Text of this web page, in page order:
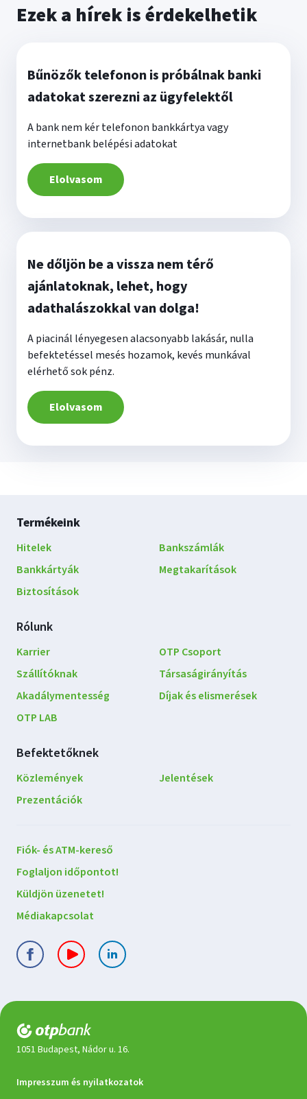
Ezek a hírek is érdekelhetik
Bűnözők telefonon is próbálnak banki
adatokat szerezni az ügyfelektől
A bank nem kér telefonon bankkártya vagy
internetbank belépési adatokat
Elolvasom
Ne dőljön be a vissza nem térő
ajánlatoknak, lehet, hogy
adathalászokkal van dolga!
A piacinál lényegesen alacsonyabb lakásár, nulla
befektetéssel mesés hozamok, kevés munkával
elérhető sok pénz.
Elolvasom
Lábléc
navigáció
Termékeink
Hitelek
Bankszámlák
Bankkártyák
Megtakarítások
Biztosítások
Rólunk
Karrier
Szállítóknak
Akadálymentesség
OTP LAB
OTP Csoport
Társaságirányítás
Díjak és elismerések
Befektetőknek
Közlemények
Jelentések
Prezentációk
Lépjen
kapcsolatba
velünk
Fiók- és ATM-kereső
Foglaljon időpontot!
Küldjön üzenetet!
Médiakapcsolat
1051 Budapest, Nádor u. 16.
Jogi
Impresszum és nyilatkozatok